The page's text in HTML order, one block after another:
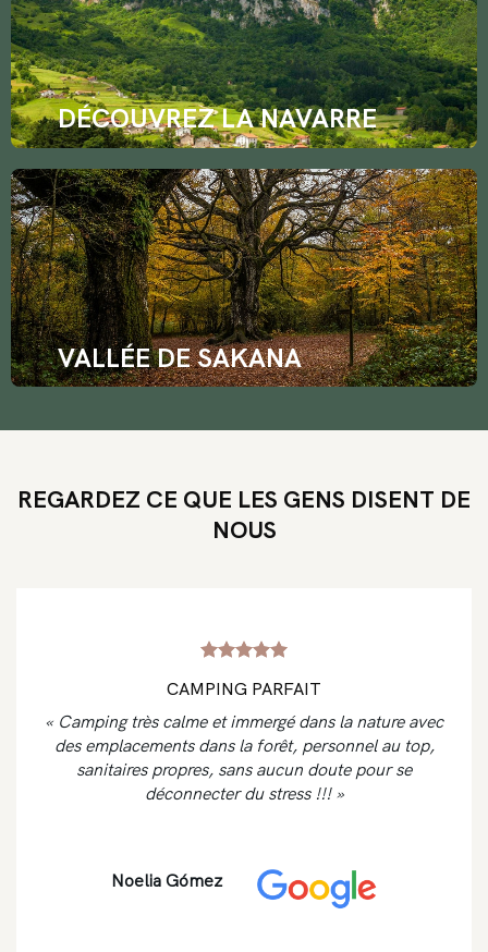
DÉCOUVREZ LA NAVARRE
VALLÉE DE SAKANA
REGARDEZ CE QUE LES GENS DISENT DE
NOUS
CAMPING PARFAIT
« Camping très calme et immergé dans la nature avec
des emplacements dans la forêt, personnel au top,
sanitaires propres, sans aucun doute pour se
déconnecter du stress !!! »
Noelia Gómez